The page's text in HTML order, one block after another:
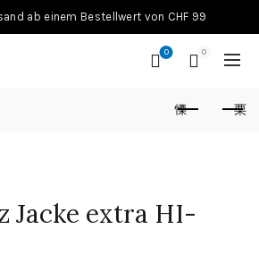
ab einem Bestellwert von CHF 99
0 0
Jacke extra HI-